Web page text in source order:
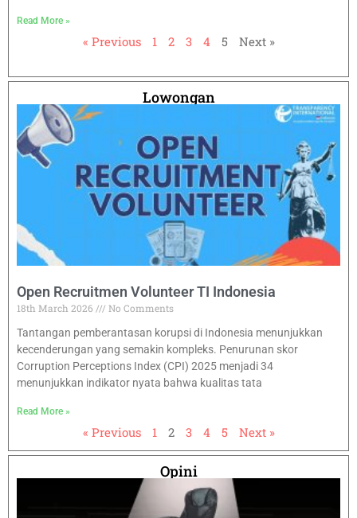
Read More »
« Previous 1 2 3 4 5 Next »
Lowongan
Open Recruitmen Volunteer TI Indonesia
18th March 2026
No Comments
Tantangan pemberantasan korupsi di Indonesia menunjukkan
kecenderungan yang semakin kompleks. Penurunan skor
Corruption Perceptions Index (CPI) 2025 menjadi 34
menunjukkan indikator nyata bahwa kualitas tata
Read More »
« Previous 1 2 3 4 5 Next »
Opini